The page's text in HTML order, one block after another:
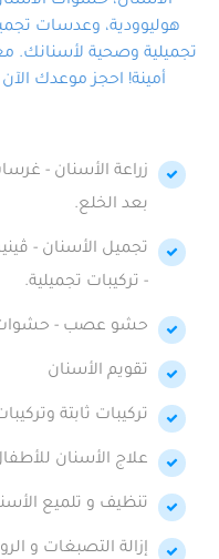
هوليوودية، وعدسات
تجميلية وصحية لأسنانك.
أمينة! احجز موعدك الآن
زراعة الأسنان -
بعد الخلع.
تجميل الأسنان -
- تركيبات تجميلية.
حشو عصب - حشوات
تقويم الأسنان
تركيبات ثابتة
علاج الأسنان
تنظيف و تلميع
إزالة التصبغات و